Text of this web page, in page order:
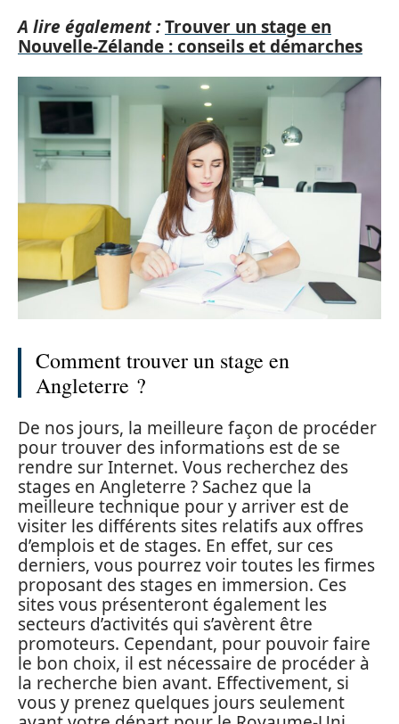
A lire également :Trouver un stage en
Nouvelle-Zélande : conseils et démarches
Comment trouver un stage en
Angleterre ?
De nos jours, la meilleure façon de procéder
pour trouver des informations est de se
rendre sur Internet. Vous recherchez des
stages en Angleterre ? Sachez que la
meilleure technique pour y arriver est de
visiter les différents sites relatifs aux offres
d’emplois et de stages. En effet, sur ces
derniers, vous pourrez voir toutes les firmes
proposant des stages en immersion. Ces
sites vous présenteront également les
secteurs d’activités qui s’avèrent être
promoteurs. Cependant, pour pouvoir faire
le bon choix, il est nécessaire de procéder à
la recherche bien avant. Effectivement, si
vous y prenez quelques jours seulement